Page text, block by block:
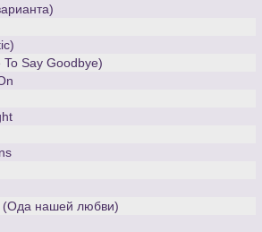
Say Goodbye)
(Ода нашей любви)